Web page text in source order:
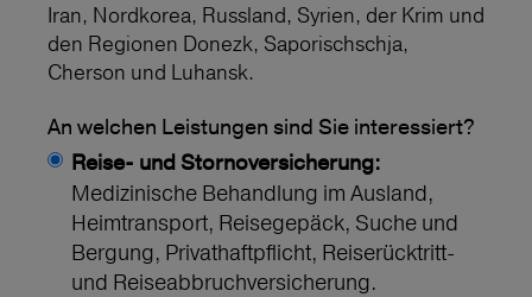
Iran, Nordkorea, Russland, Syrien, der Krim und
den Regionen Donezk, Saporischschja,
Cherson und Luhansk.
An welchen Leistungen sind Sie interessiert?
Reise- und Stornoversicherung:
Medizinische Behandlung im Ausland,
Heimtransport, Reisegepäck, Suche und
Bergung, Privathaftpflicht, Reiserücktritt-
und Reiseabbruchversicherung.